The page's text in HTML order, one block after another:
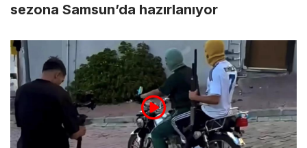
sezona Samsun’da hazırlanıyor